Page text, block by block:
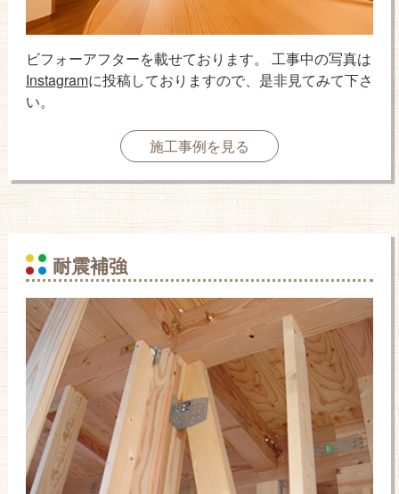
ビフォーアフターを載せております。 工事中の写真は
Instagramに投稿しておりますので、是非見てみて下さ
い。
施工事例を見る
耐震補強